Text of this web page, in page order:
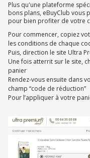
Plus qu'une plateforme
bons plans, eBuyClub vous
pour bien profiter de votre
Pour commencer, copiez
les conditions de chaque
Puis, direction le site Ultra
Une fois atterrit sur le site,
panier
Rendez-vous ensuite dans
champ “code de réduction”
Pour l’appliquer à votre